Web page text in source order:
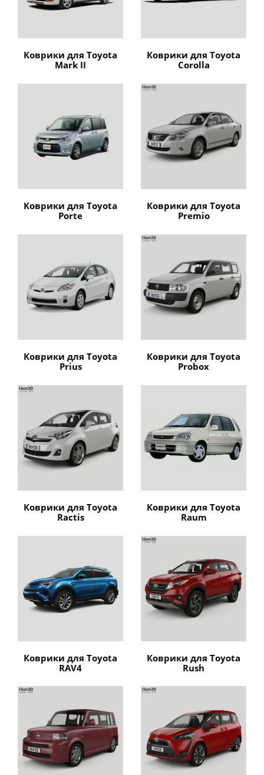
Коврики для Toyota
Mark II
Коврики для Toyota
Corolla
Коврики для Toyota
Porte
Коврики для Toyota
Premio
Коврики для Toyota
Prius
Коврики для Toyota
Probox
Коврики для Toyota
Ractis
Коврики для Toyota
Raum
Коврики для Toyota
RAV4
Коврики для Toyota
Rush